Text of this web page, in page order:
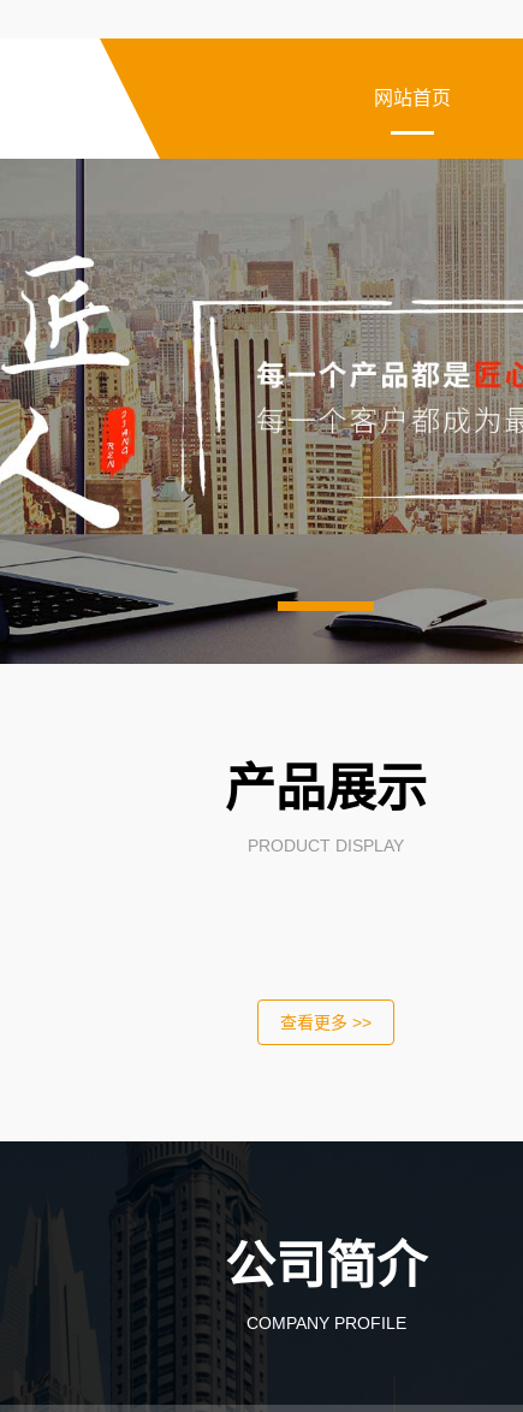
网站首页
产品展示
PRODUCT DISPLAY
查看更多 >>
公司简介
COMPANY PROFILE